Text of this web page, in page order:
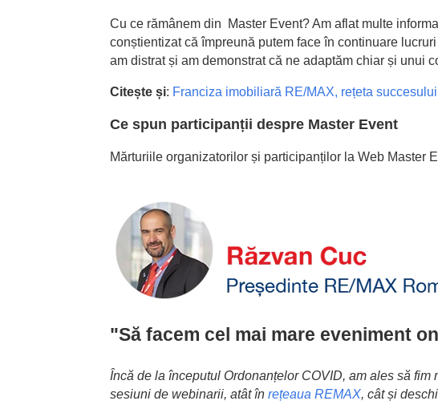
Cu ce rămânem din Master Event? Am aflat multe
conștientizat că împreună putem face în continuare
am distrat și am demonstrat că ne adaptăm chiar și unui
Citește și: Franciza imobiliară RE/MAX, rețeta
Ce spun participanții despre Master Event
Mărturiile organizatorilor și participanților la Web Master
"Să facem cel mai mare eveniment
Încă de la începutul Ordonanțelor COVID, am ales să
sesiuni de webinarii, atât în rețeaua REMAX, cât și